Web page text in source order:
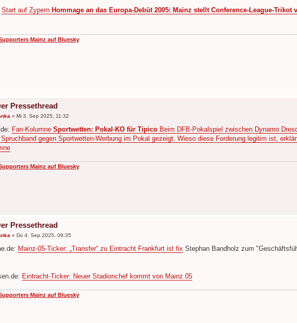
Start auf Zypern Hommage an das Europa-Debüt 2005: Mainz stellt Conference-League-Trikot
Mainz auf Bluesky
Pressethread
» Mi 3. Sep 2025, 11:32
Fan-Kolumne Sportwetten: Pokal-KO für TipicoBeim DFB-Pokalspiel zwischen Dynamo
gegen Sportwetten-Werbung im Pokal gezeigt. Wieso diese Forderung legitim ist,
Mainz auf Bluesky
Pressethread
» Do 4. Sep 2025, 09:35
Mainz-05-Ticker: „Transfer“ zu Eintracht Frankfurt ist fix Stephan Bandholz zum
Eintracht-Ticker: Neuer Stadionchef kommt von Mainz 05
Mainz auf Bluesky